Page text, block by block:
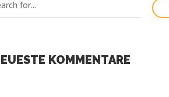
KOMMENTARE